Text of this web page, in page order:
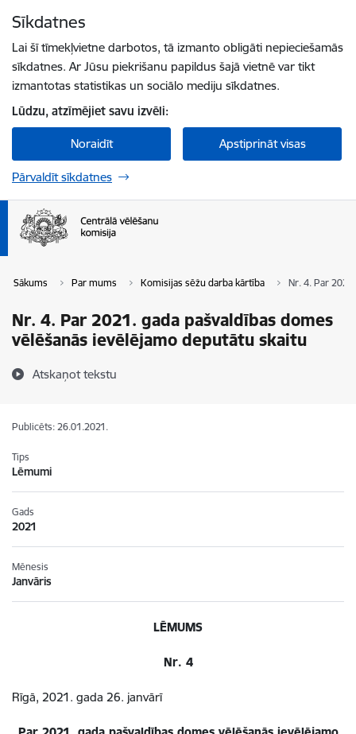
Sīkdatnes
Lai šī tīmekļvietne darbotos, tā izmanto obligāti nepieciešamās
sīkdatnes. Ar Jūsu piekrišanu papildus šajā vietnē var tikt
izmantotas statistikas un sociālo mediju sīkdatnes.
Lūdzu, atzīmējiet savu izvēli:
Noraidīt Apstiprināt visas
Pārvaldīt sīkdatnes
Sākums Par mums Komisijas sēžu darba kārtība Nr. 4. Par
Nr. 4. Par 2021. gada pašvaldības domes
vēlēšanās ievēlējamo deputātu skaitu
Atskaņot tekstu
Publicēts: 26.01.2021.
Tips
Lēmumi
Gads
2021
Mēnesis
Janvāris
LĒMUMS
Nr. 4
Rīgā, 2021. gada 26. janvārī